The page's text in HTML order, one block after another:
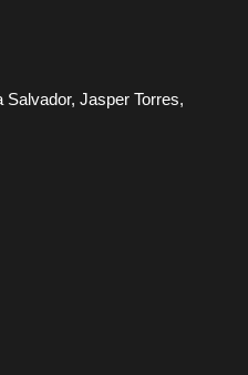
Jasper Torres,